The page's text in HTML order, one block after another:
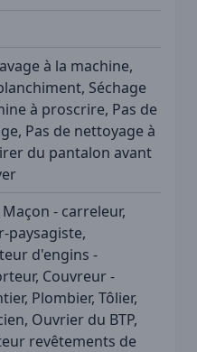
à la machine,
Séchage
à proscrire, Pas de
Pas de nettoyage à
du pantalon avant
- carreleur,
paysagiste,
d'engins -
Couvreur -
Plombier, Tôlier,
Ouvrier du BTP,
revêtements de